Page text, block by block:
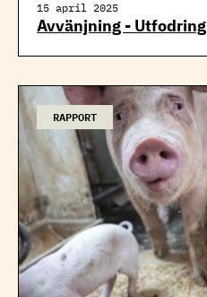
15 april 2025
Avvänjning -
RAPPORT